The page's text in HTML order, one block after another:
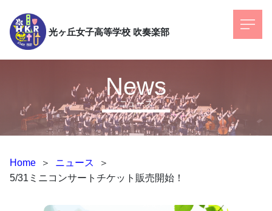
光ヶ丘女子高等学校 吹奏楽部
ニュース
News
Home ＞ ニュース
＞
5/31ミニコンサートチケット販売開始！